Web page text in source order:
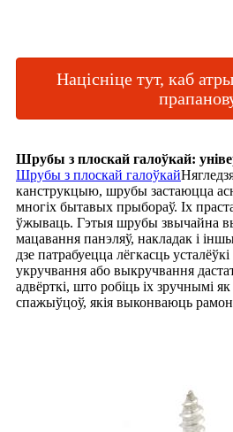
Націсніце тут, каб
Шрубы з плоскай галоўкай:
Шрубы з плоскай галоўкай
канструкцыю, шрубы застаюцца
многіх бытавых прыбораў. Іх
ўжываць. Гэтыя шрубы звычайна
мацавання панэляў, накладак і
дзе патрабуецца лёгкасць
укручвання або выкручвання
адвёрткі, што робіць іх зручнымі
спажыўцоў, якія выконваюць